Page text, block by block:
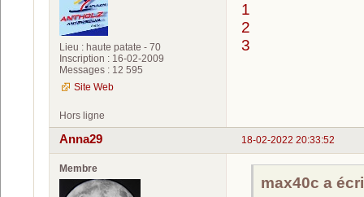
Lieu : haute patate - 70
Inscription : 16-02-2009
Messages : 12 595
Site Web
1
2
3
Hors ligne
18-02-2022 20:33:52
Anna29
Membre
max40c a